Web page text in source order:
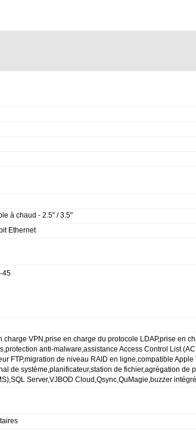
à chaud - 2.5" / 3.5"
Ethernet
45
charge VPN,prise en charge du protocole LDAP,prise en
anti-malware,assistance Access Control List
FTP,migration de niveau RAID en ligne,compatible
de système,planificateur,station de fichier,agrégation de
Server,VJBOD Cloud,Qsync,QuMagie,buzzer